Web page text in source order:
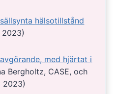
hälsotillstånd
2023)
med hjärtat i
Bergholtz, CASE, och
2023)